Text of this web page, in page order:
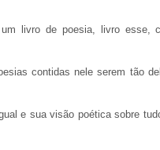
livro de poesia, livro esse,
contidas nele serem tão
e sua visão poética sobre